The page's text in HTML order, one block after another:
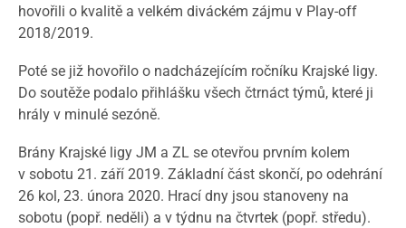
hovořili o kvalitě a velkém diváckém zájmu v Play-off
2018/2019.
Poté se již hovořilo o nadcházejícím ročníku Krajské ligy.
Do soutěže podalo přihlášku všech čtrnáct týmů, které ji
hrály v minulé sezóně.
Brány Krajské ligy JM a ZL se otevřou prvním kolem
v sobotu 21. září 2019. Základní část skončí, po odehrání
26 kol, 23. února 2020. Hrací dny jsou stanoveny na
sobotu (popř. neděli) a v týdnu na čtvrtek (popř. středu).